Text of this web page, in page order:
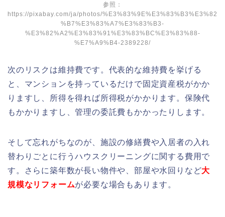
参照：
https://pixabay.com/ja/photos/%E3%83%9E%E3%83%B3%E3%82
%B7%E3%83%A7%E3%83%B3-
%E3%82%A2%E3%83%91%E3%83%BC%E3%83%88-
%E7%A9%B4-2389228/
次のリスクは維持費です。代表的な維持費を挙げる
と、マンションを持っているだけで固定資産税がかか
りますし、所得を得れば所得税がかかります。保険代
もかかりますし、管理の委託費もかかったりします。
そして忘れがちなのが、施設の修繕費や入居者の入れ
替わりごとに行うハウスクリーニングに関する費用で
す。さらに築年数が長い物件や、部屋や水回りなど大
規模なリフォームが必要な場合もあります。